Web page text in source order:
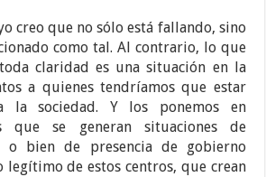
creo que no sólo está fallando, sino
como tal. Al contrario, lo que
claridad es una situación en la
a quienes tendríamos que estar
la sociedad. Y los ponemos en
que se generan situaciones de
o bien de presencia de gobierno
legítimo de estos centros, que crean